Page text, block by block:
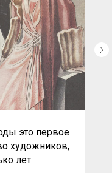
это первое
художников,
лет